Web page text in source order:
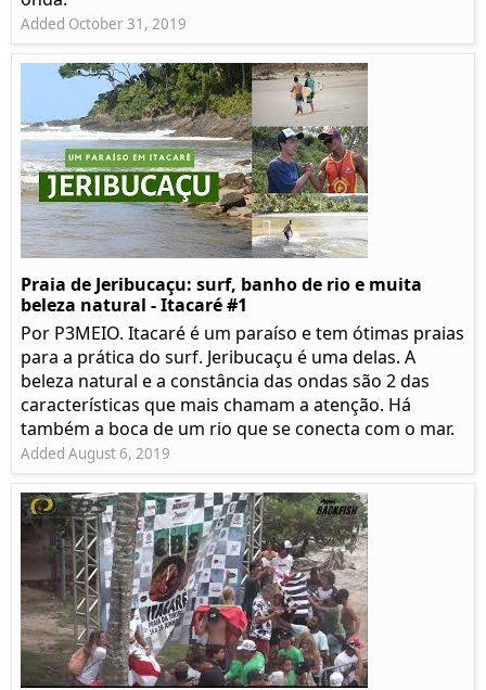
Added October 31, 2019
Praia de Jeribucaçu: surf, banho de rio e muita
beleza natural - Itacaré #1
Por P3MEIO. Itacaré é um paraíso e tem ótimas praias
para a prática do surf. Jeribucaçu é uma delas. A
beleza natural e a constância das ondas são 2 das
características que mais chamam a atenção. Há
também a boca de um rio que se conecta com o mar.
Added August 6, 2019